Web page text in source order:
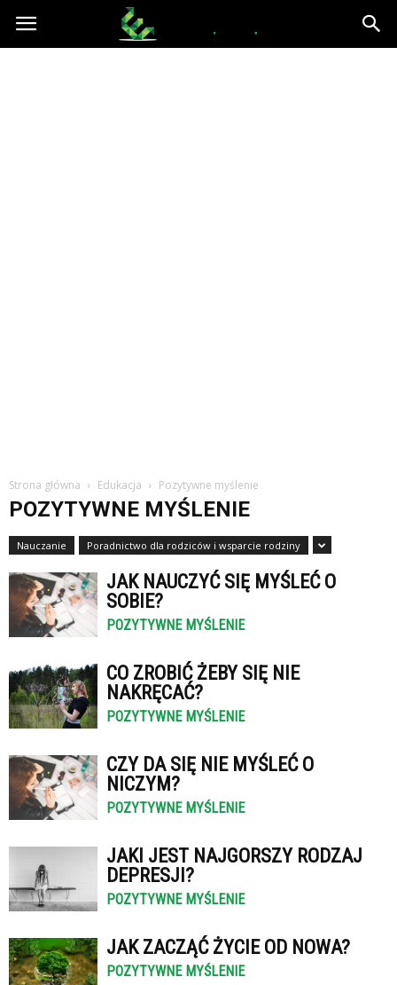
epce.org.pl
Strona główna Edukacja Pozytywne myślenie
POZYTYWNE MYŚLENIE
Nauczanie Poradnictwo dla rodziców i wsparcie rodziny
JAK NAUCZYĆ SIĘ MYŚLEĆ O
SOBIE?
POZYTYWNE MYŚLENIE
CO ZROBIĆ ŻEBY SIĘ NIE
NAKRĘCAĆ?
POZYTYWNE MYŚLENIE
CZY DA SIĘ NIE MYŚLEĆ O
NICZYM?
POZYTYWNE MYŚLENIE
JAKI JEST NAJGORSZY RODZAJ
DEPRESJI?
POZYTYWNE MYŚLENIE
JAK ZACZĄĆ ŻYCIE OD NOWA?
POZYTYWNE MYŚLENIE